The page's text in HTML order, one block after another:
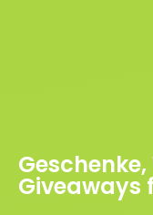
Giveaways